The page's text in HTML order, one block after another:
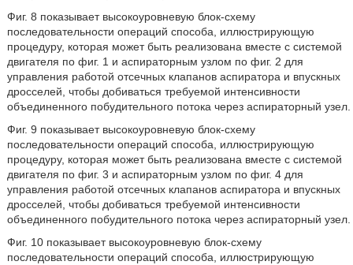
Фиг. 8 показывает высокоуровневую блок-схему
последовательности операций способа, иллюстрирующую
процедуру, которая может быть реализована вместе с системой
двигателя по фиг. 1 и аспираторным узлом по фиг. 2 для
управления работой отсечных клапанов аспиратора и впускных
дросселей, чтобы добиваться требуемой интенсивности
объединенного побудительного потока через аспираторный узел.
Фиг. 9 показывает высокоуровневую блок-схему
последовательности операций способа, иллюстрирующую
процедуру, которая может быть реализована вместе с системой
двигателя по фиг. 3 и аспираторным узлом по фиг. 4 для
управления работой отсечных клапанов аспиратора и впускных
дросселей, чтобы добиваться требуемой интенсивности
объединенного побудительного потока через аспираторный узел.
Фиг. 10 показывает высокоуровневую блок-схему
последовательности операций способа, иллюстрирующую